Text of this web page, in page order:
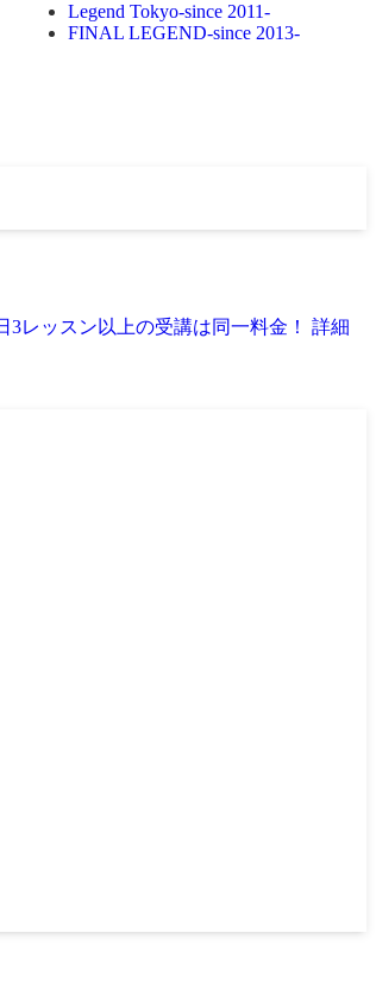
Legend Tokyo-since 2011-
FINAL LEGEND-since 2013-
レッスン以上の受講は同一料金！ 詳細